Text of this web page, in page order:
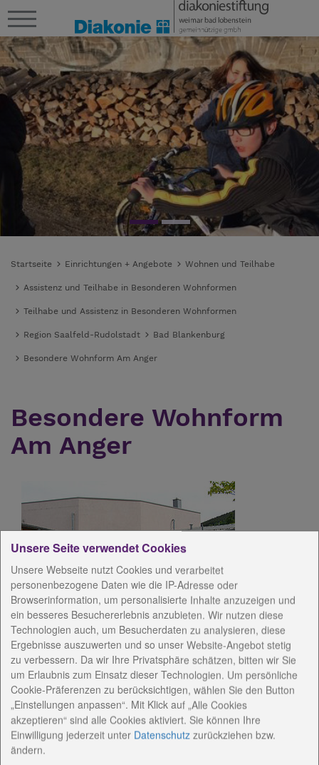
Startseite Einrichtungen + Angebote Wohnen und Teilhabe
Assistenz und Teilhabe in Besonderen Wohnformen
Teilhabe und Assistenz in Besonderen Wohnformen
Region Saalfeld-Rudolstadt Bad Blankenburg
Besondere Wohnform Am Anger
Besondere Wohnform
Am Anger
Die Wohnform Am Anger ist ein
generationsübergreifendes Wohnprojekt, in dem
zwölf Kinder und Jugendliche mit vorwiegend
komplexer Behinderung gemeinsam mit älteren
Menschen mit Lern- und
Mehrfachbehinderung leben.
Die im Haus lebenden Menschen werden individuell
unterstützt und gefördert, um so selbständig wie
Unsere Seite verwendet Cookies
Unsere Webseite nutzt Cookies und verarbeitet
personenbezogene Daten wie die IP-Adresse oder
Browserinformation, um personalisierte Inhalte anzuzeigen und
ein besseres Besuchererlebnis anzubieten. Wir nutzen diese
Technologien auch, um Besucherdaten zu analysieren, diese
Ergebnisse auszuwerten und so unser Website-Angebot stetig
zu verbessern. Da wir Ihre Privatsphäre schätzen, bitten wir Sie
um Erlaubnis zum Einsatz dieser Technologien. Um persönliche
Cookie-Präferenzen zu berücksichtigen, wählen Sie den Button
„Einstellungen anpassen“. Mit Klick auf „Alle Cookies
akzeptieren“ sind alle Cookies aktiviert. Sie können Ihre
Einwilligung jederzeit unter Datenschutz zurückziehen bzw.
ändern.